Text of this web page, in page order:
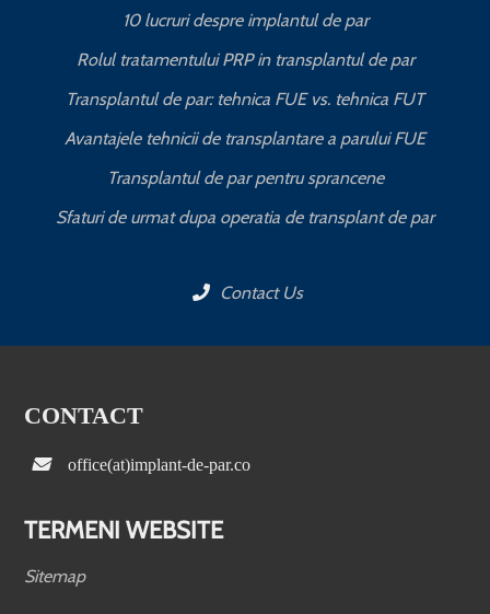
10 lucruri despre implantul de par
Rolul tratamentului PRP in transplantul de par
Transplantul de par: tehnica FUE vs. tehnica FUT
Avantajele tehnicii de transplantare a parului FUE
Transplantul de par pentru sprancene
Sfaturi de urmat dupa operatia de transplant de par
Contact Us
CONTACT
office(at)implant-de-par.co
TERMENI WEBSITE
Sitemap